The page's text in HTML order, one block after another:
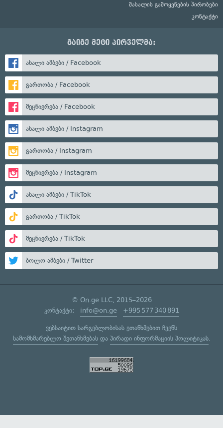
მასალის გამოყენების პირობები
კონტაქტი
გაიგე მეტი პირველმა:
ახალი ამბები / Facebook
გართობა / Facebook
მეცნიერება / Facebook
ახალი ამბები / Instagram
გართობა / Instagram
მეცნიერება / Instagram
ახალი ამბები / TikTok
გართობა / TikTok
მეცნიერება / TikTok
ბოლო ამბები / Twitter
© On.ge LLC, 2015–2026
კონტაქტი: info@on.ge +995 577 340 891
ვებსაიტით სარგებლობისას ეთანხმებით ჩვენს
სამომხმარებლო შეთანხმებასდა პირადი ინფორმაციის პოლიტიკას.